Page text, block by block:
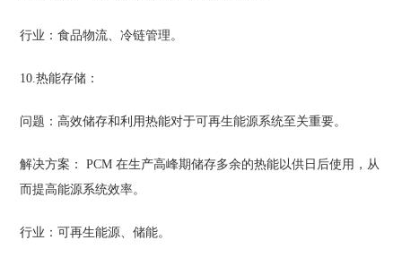
行业：食品物流、冷链管理。
10.热能存储：
问题：高效储存和利用热能对于可再生能源系统至关重要。
解决方案： PCM 在生产高峰期储存多余的热能以供日后使用，从
而提高能源系统效率。
行业：可再生能源、储能。